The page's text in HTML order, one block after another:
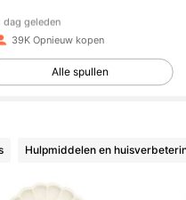
dag geleden
39K Opnieuw kopen
Alle spullen
Hulpmiddelen en